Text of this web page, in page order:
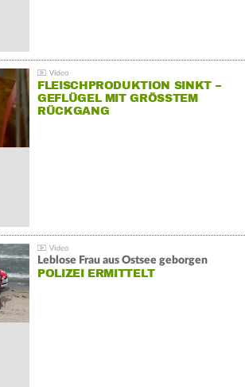
FLEISCHPRODUKTION SINKT –
GEFLÜGEL MIT GRÖSSTEM R
ÜCKGANG
Leblose Frau aus Ostsee geborgen
POLIZEI ERMITTELT